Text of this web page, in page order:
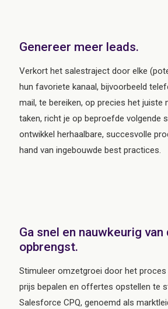
Genereer meer leads.
Verkort het salestraject door elke
hun favoriete kanaal, bijvoorbeeld
mail, te bereiken, op precies het juiste
taken, richt je op beproefde volgende
ontwikkel herhaalbare, succesvolle
hand van ingebouwde best practices.
Ga snel en nauwkeurig van
opbrengst.
Stimuleer omzetgroei door het
prijs bepalen en offertes opstellen te
Salesforce CPQ, genoemd als